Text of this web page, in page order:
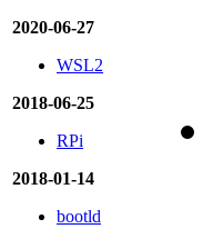
2020-06-27
WSL2
2018-06-25
RPi
2018-01-14
bootld